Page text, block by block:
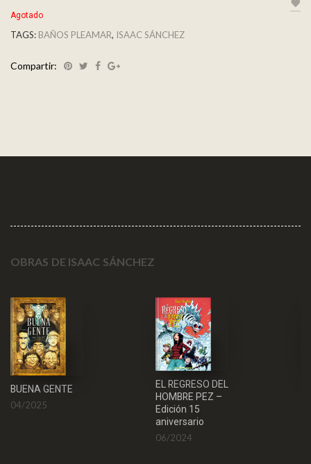
Agotado
TAGS: BAÑOS PLEAMAR, ISAAC SÁNCHEZ
Compartir:
OBRAS DE ISAAC SÁNCHEZ
BUENA GENTE
04/2025
EL REGRESO DEL
HOMBRE PEZ –
Edición 15
aniversario
06/2024